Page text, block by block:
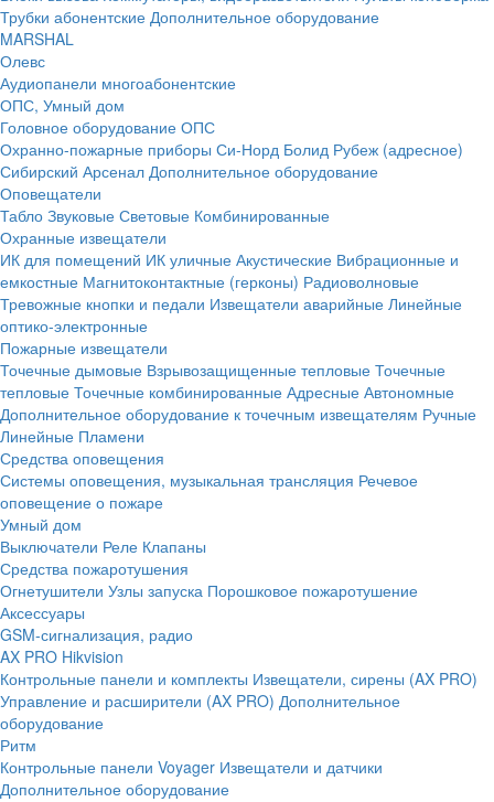
Трубки абонентские Дополнительное оборудование
MARSHAL
Олевс
Аудиопанели многоабонентские
ОПС, Умный дом
Головное оборудование ОПС
Охранно-пожарные приборы Си-Норд Болид Рубеж (адресное)
Сибирский Арсенал Дополнительное оборудование
Оповещатели
Табло Звуковые Световые Комбинированные
Охранные извещатели
ИК для помещений ИК уличные Акустические Вибрационные и
емкостные Магнитоконтактные (герконы) Радиоволновые
Тревожные кнопки и педали Извещатели аварийные Линейные
оптико-электронные
Пожарные извещатели
Точечные дымовые Взрывозащищенные тепловые Точечные
тепловые Точечные комбинированные Адресные Автономные
Дополнительное оборудование к точечным извещателям Ручные
Линейные Пламени
Средства оповещения
Системы оповещения, музыкальная трансляция Речевое
оповещение о пожаре
Умный дом
Выключатели Реле Клапаны
Средства пожаротушения
Огнетушители Узлы запуска Порошковое пожаротушение
Аксессуары
GSM-сигнализация, радио
AX PRO Hikvision
Контрольные панели и комплекты Извещатели, сирены (AX PRO)
Управление и расширители (AX PRO) Дополнительное
оборудование
Ритм
Контрольные панели Voyager Извещатели и датчики
Дополнительное оборудование